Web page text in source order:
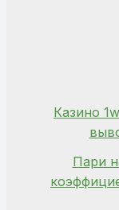
Казино
Пари